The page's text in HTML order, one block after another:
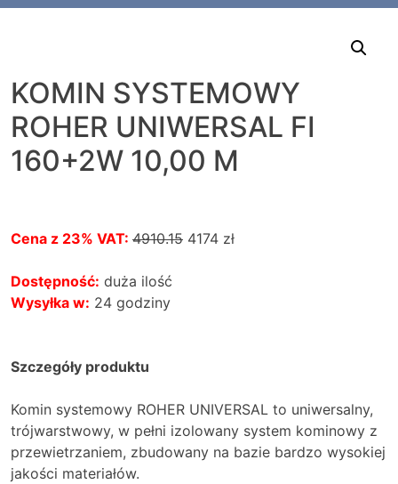
KOMIN SYSTEMOWY
ROHER UNIWERSAL FI
160+2W 10,00 M
Cena z 23% VAT: 4910.15 4174 zł
Dostępność: duża ilość
Wysyłka w: 24 godziny
Szczegóły produktu
Komin systemowy ROHER UNIVERSAL to uniwersalny,
trójwarstwowy, w pełni izolowany system kominowy z
przewietrzaniem, zbudowany na bazie bardzo wysokiej
jakości materiałów.